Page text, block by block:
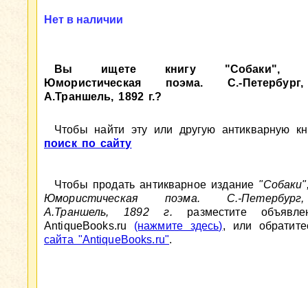
Нет в наличии
Вы ищете книгу "Собаки",
Юмористическая поэма. С.-
А.Траншель, 1892 г.?
Чтобы найти эту или другую антикварную
поиск по сайту
Чтобы продать антикварное издание
Юмористическая поэма. С.-
А.Траншель, 1892 г. разместите
AntiqueBooks.ru (нажмите здесь), или
сайта "AntiqueBooks.ru".